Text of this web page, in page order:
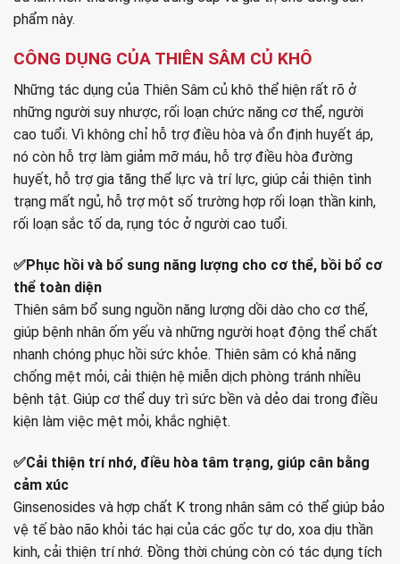
phẩm này.
CÔNG DỤNG CỦA THIÊN SÂM CỦ KHÔ
Những tác dụng của Thiên Sâm củ khô thể hiện rất rõ ở
những người suy nhược, rối loạn chức năng cơ thể, người
cao tuổi. Vì không chỉ hỗ trợ điều hòa và ổn định huyết áp,
nó còn hỗ trợ làm giảm mỡ máu, hỗ trợ điều hòa đường
huyết, hỗ trợ gia tăng thể lực và trí lực, giúp cải thiện tình
trạng mất ngủ, hỗ trợ một số trường hợp rối loạn thần kinh,
rối loạn sắc tố da, rụng tóc ở người cao tuổi.
✅Phục hồi và bổ sung năng lượng cho cơ thể, bồi bổ cơ
thể toàn diện
Thiên sâm bổ sung nguồn năng lượng dồi dào cho cơ thể,
giúp bệnh nhân ốm yếu và những người hoạt động thể chất
nhanh chóng phục hồi sức khỏe. Thiên sâm có khả năng
chống mệt mỏi, cải thiện hệ miễn dịch phòng tránh nhiều
bệnh tật. Giúp cơ thể duy trì sức bền và dẻo dai trong điều
kiện làm việc mệt mỏi, khắc nghiệt.
✅Cải thiện trí nhớ, điều hòa tâm trạng, giúp cân bằng
cảm xúc
Ginsenosides và hợp chất K trong nhân sâm có thể giúp bảo
vệ tế bào não khỏi tác hại của các gốc tự do, xoa dịu thần
kinh, cải thiện trí nhớ. Đồng thời chúng còn có tác dụng tích